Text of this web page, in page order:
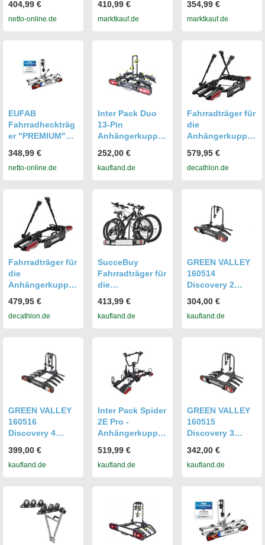
Anhängerkupplu
ng
404,99 €
netto-online.de
Anhängerkupplu
ng
410,99 €
marktkauf.de
Anhängerkupplu
ng
354,99 €
marktkauf.de
EUFAB
Fahrradheckträg
er "PREMIUM"
Anhängerkupplu
ng
348,99 €
netto-online.de
Inter Pack Duo
13-Pin
Anhängerkupplu
Fahrradträger
252,00 €
kaufland.de
Fahrradträger für
die
Anhängerkupplu
OutPace
579,95 €
decathlon.de
Fahrradträger für
die
Anhängerkupplu
OutPace
479,95 €
decathlon.de
SucceBuy
Fahrradträger für
die
ng,
abschließbarer
413,99 €
kaufland.de
GREEN VALLEY
160514
Discovery 2
ng Fahrradträger
2-Fahrräder
304,00 €
kaufland.de
GREEN VALLEY
160516
Discovery 4
ng Fahrradträger
4-Fahrräder
399,00 €
kaufland.de
Inter Pack Spider
2E Pro -
Anhängerkupplu
Fahrradträger
Für 2
519,99 €
kaufland.de
GREEN VALLEY
160515
Discovery 3
ng Fahrradträger
3-Fahrräder
342,00 €
kaufland.de